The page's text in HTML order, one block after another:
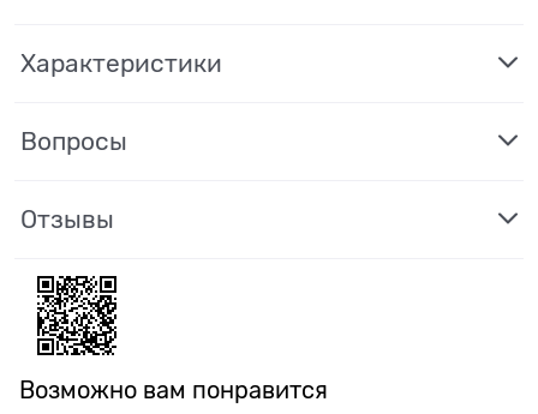
Характеристики
Вопросы
Отзывы
Возможно вам понравится